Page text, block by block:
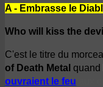
A - Embrasse le
Who will kiss the
C'est le titre du
of Death Metal quand
ouvraient le feu